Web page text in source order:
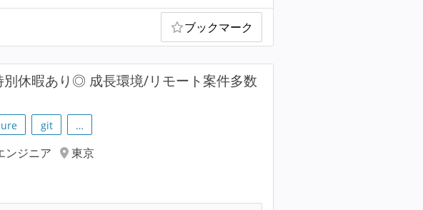
ブックマーク
別休暇あり◎ 成長環境/リモート案件多数
git …
ンジニア
東京